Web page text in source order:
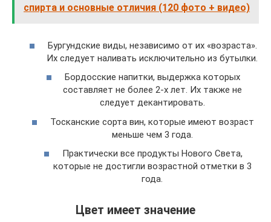
спирта и основные отличия (120 фото + видео)
Бургундские виды, независимо от их «возраста».
Их следует наливать исключительно из бутылки.
Бордосские напитки, выдержка которых
составляет не более 2-х лет. Их также не
следует декантировать.
Тосканские сорта вин, которые имеют возраст
меньше чем 3 года.
Практически все продукты Нового Света,
которые не достигли возрастной отметки в 3
года.
Цвет имеет значение